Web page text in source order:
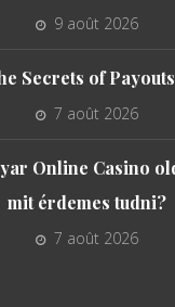
9 août 2026
Secrets of
7 août 2026
Online Casino
mit érdemes tudni?
7 août 2026